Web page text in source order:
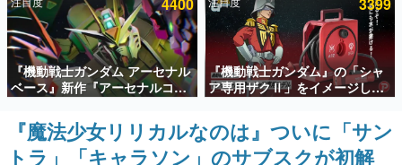
連載・特集一覧
殿堂入り記事
SNS拡散数が数千以上！ ページビュー数万以上！ などな
ど。多くの人々に読まれた、電ファミ渾身の“殿堂入り”記
事をまとめました。
ゲームの企画書
名作ゲームクリエイターの方々に製作時のエピソードをお
聞きし、ヒットする企画（ゲーム）とは何か？を探ってい
すべてが見放題に、ぶっちゃけ
ありえないラインナップ
Dream」に2027年オープン！
ScottGamesとの共同開発、食
事だけでなくステージショーや
没入型のホラー体験も楽しめる
4400
『機動戦士ガンダム アーセナル
ベース』新作『アーセナルコマ
ンダー』発表！8月28日からオ
ープンベータテスト開催、2027
年2月下旬に稼働予定
3399
『機動戦士ガンダム』の「シャ
ア専用ザクⅡ」をイメージした
散水ホースリールが予約開始。
本体にはシャアのパーソナルマ
ークやジオン公国軍のエンブレ
ム、型式番号などを配置
『魔法少女リリカルなのは』ついに「サン
トラ」「キャラソン」のサブスクが初解